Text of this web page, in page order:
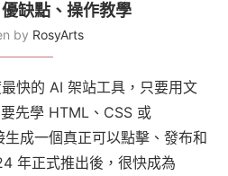
缺點、操作教學
by RosyArts
快的 AI 架站工具，只要用文
先學 HTML、CSS 或
成一個真正可以點擊、發布和
年正式推出後，很快成為